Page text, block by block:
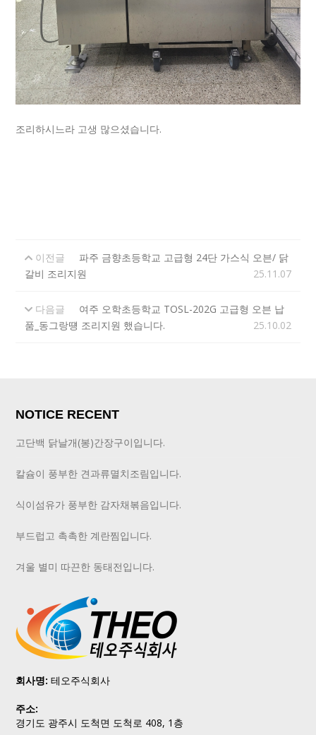
조리하시느라 고생 많으셨습니다.
이전글
파주 금향초등학교 고급형 24단 가스식 오븐/ 닭
갈비 조리지원
25.11.07
다음글
여주 오학초등학교 TOSL-202G 고급형 오븐 납
품_동그랑떙 조리지원 했습니다.
25.10.02
회사명: 테오주식회사
주소:
경기도 광주시 도척면 도척로 408, 1층
NOTICE RECENT
고단백 닭날개(봉)간장구이입니다.
칼슘이 풍부한 견과류멸치조림입니다.
식이섬유가 풍부한 감자채볶음입니다.
부드럽고 촉촉한 계란찜입니다.
겨울 별미 따끈한 동태전입니다.